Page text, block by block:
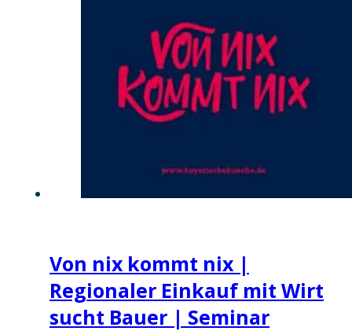
Von nix kommt nix |
Regionaler Einkauf mit Wirt
sucht Bauer | Seminar